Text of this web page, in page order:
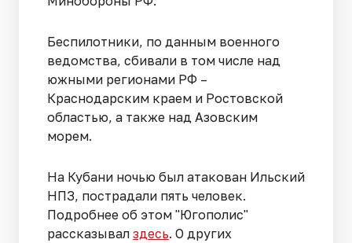
Беспилотники, по данным военного
ведомства, сбивали в том числе над
южными регионами РФ –
Краснодарским краем и Ростовской
областью, а также над Азовским
морем.
На Кубани ночью был атакован Ильский
НПЗ, пострадали пять человек.
Подробнее об этом "Югополис"
рассказывал здесь. О других